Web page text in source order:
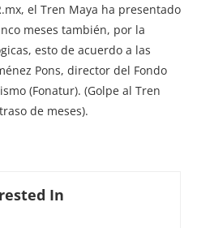
el Tren Maya ha presentado
meses también, por la
esto de acuerdo a las
Pons, director del Fondo
(Fonatur). (Golpe al Tren
de meses).
In